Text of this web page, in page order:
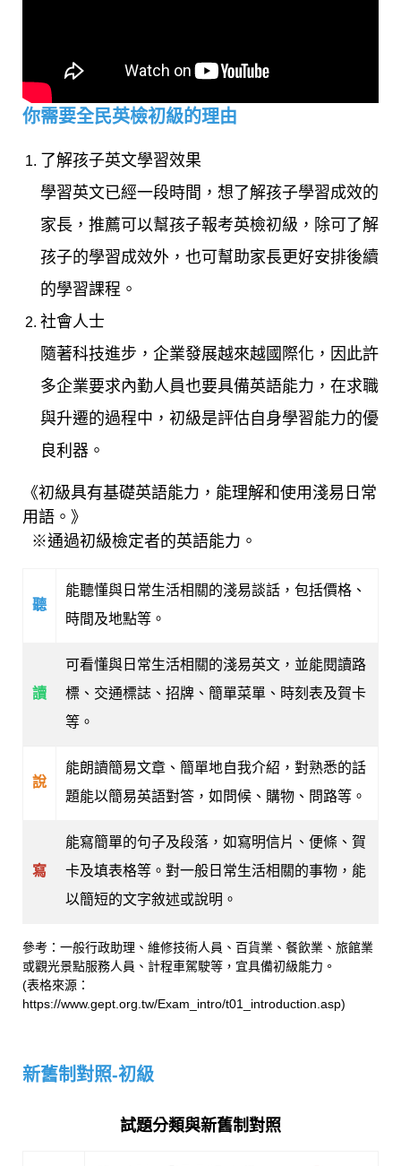
你需要全民英檢初級的理由
了解孩子英文學習效果
學習英文已經一段時間，想了解孩子學習成效的
家長，推薦可以幫孩子報考英檢初級，除可了解
孩子的學習成效外，也可幫助家長更好安排後續
的學習課程。
社會人士
隨著科技進步，企業發展越來越國際化，因此許
多企業要求內勤人員也要具備英語能力，在求職
與升遷的過程中，初級是評估自身學習能力的優
良利器。
《初級具有基礎英語能力，能理解和使用淺易日常
用語。》
※通過初級檢定者的英語能力。
聽
能聽懂與日常生活相關的淺易談話，包括價格、
時間及地點等。
讀
可看懂與日常生活相關的淺易英文，並能閱讀路
標、交通標誌、招牌、簡單菜單、時刻表及賀卡
等。
說
能朗讀簡易文章、簡單地自我介紹，對熟悉的話
題能以簡易英語對答，如問候、購物、問路等。
寫
能寫簡單的句子及段落，如寫明信片、便條、賀
卡及填表格等。對一般日常生活相關的事物，能
以簡短的文字敘述或說明。
參考：一般行政助理、維修技術人員、百貨業、餐飲業、旅館業
或觀光景點服務人員、計程車駕駛等，宜具備初級能力。
(表格來源：
https://www.gept.org.tw/Exam_intro/t01_introduction.asp)
新舊制對照-初級
試題分類與新舊制對照